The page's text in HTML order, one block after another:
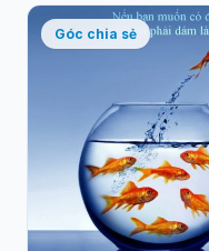
Góc chia sẻ